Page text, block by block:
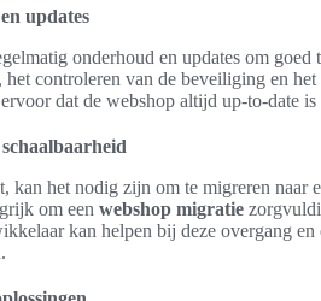
updates
onderhoud en updates om
controleren van de beveiliging en
dat de webshop altijd up-to-date
kan het nodig zijn om te migreren
om een webshop migratie
kan helpen bij deze overgang